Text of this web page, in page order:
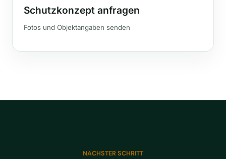
Schutzkonzept anfragen
Fotos und Objektangaben senden
NÄCHSTER SCHRITT